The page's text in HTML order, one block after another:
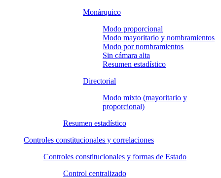
Monárquico
Modo proporcional
Modo mayoritario y nombramientos
Modo por nombramientos
Sin cámara alta
Resumen estadístico
Directorial
Modo mixto (mayoritario y
proporcional)
Resumen estadístico
Controles constitucionales y correlaciones
Controles constitucionales y formas de Estado
Control centralizado